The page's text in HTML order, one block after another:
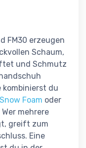
FM30 erzeugen
Schaum,
und Schmutz
kombinierst du
Snow Foam oder
Wer mehrere
greift zum
Eine